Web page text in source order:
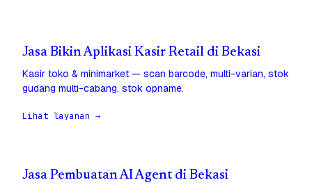
Jasa Bikin Aplikasi Kasir Retail di Bekasi
Kasir toko & minimarket — scan barcode, multi-varian, stok
gudang multi-cabang, stok opname.
Lihat layanan →
Jasa Pembuatan AI Agent di Bekasi